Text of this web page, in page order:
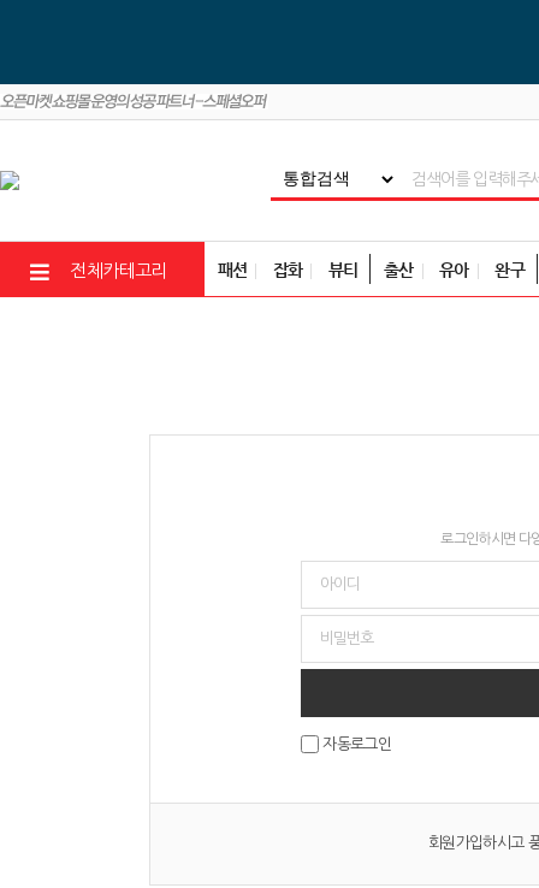
전체카테고리 패션 잡화 뷰티 출산 유아 완구
로그인하시면 다
자동로그인
회원가입하시고